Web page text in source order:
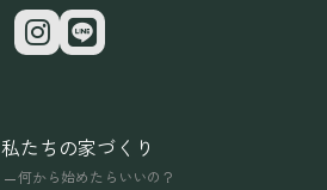
私たちの家づくり
何から始めたらいいの？